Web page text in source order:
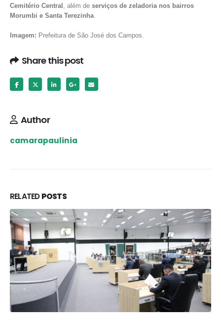
Cemitério Central , além de serviços de zeladoria nos bairros
Morumbi e Santa Terezinha
Imagem: Prefeitura de São José dos Campos.
Share this post
Author
camarapaulinia
RELATEDPOSTS